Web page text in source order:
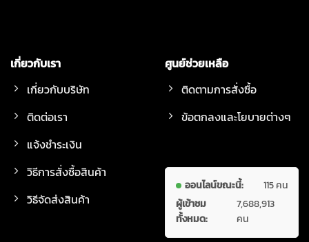
เกี่ยวกับเรา
เกี่ยวกับบริษัท
ติดต่อเรา
แจ้งชำระเงิน
วิธีการสั่งซื้อสินค้า
วิธีจัดส่งสินค้า
ศูนย์ช่วยเหลือ
ติดตามการสั่งซื้อ
ข้อตกลงและโยบายต่างๆ
ออนไลน์ขณะนี้:
115 คน
ผู้เข้าชม
ทั้งหมด:
7,688,913
คน